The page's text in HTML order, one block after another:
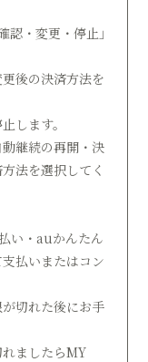
・変更・停止」
後の決済方法を
します。
継続の再開・決
法を選択してく
い・auかんたん
払いまたはコン
切れた後にお手
ましたらMY